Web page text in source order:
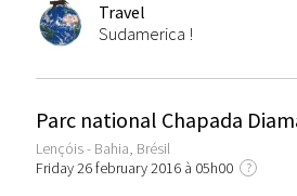
Travel
Sudamerica !
Parc national Chapada
Lençóis - Bahia, Brésil
Friday 26 february 2016 à 05h00
?